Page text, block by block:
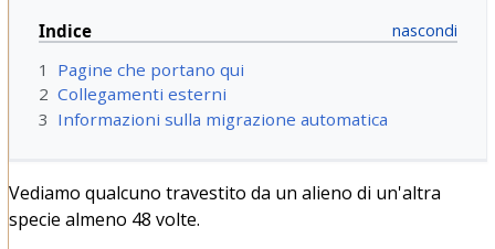
Indice
1
Pagine che portano qui
2 Collegamenti esterni
3 Informazioni sulla migrazione automatica
Vediamo qualcuno travestito da un alieno di un'altra
specie almeno 48 volte.